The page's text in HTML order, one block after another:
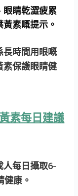
眼睛乾澀疲累
素嘅提示。
長時間用眼嘅
素保護眼睛健
素每日建議
人每日攝取6-
康。